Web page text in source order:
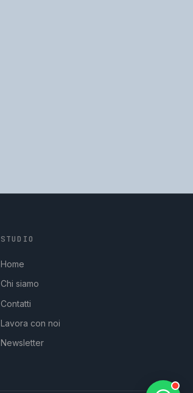
STUDIO
Home
Chi siamo
Contatti
Lavora con noi
Newsletter